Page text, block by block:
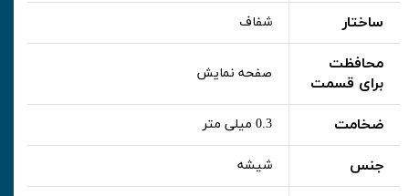
ساختار شفاف
محافظت
برای قسمت
صفحه نمایش
ضخامت 0.3 میلی متر
جنس شیشه